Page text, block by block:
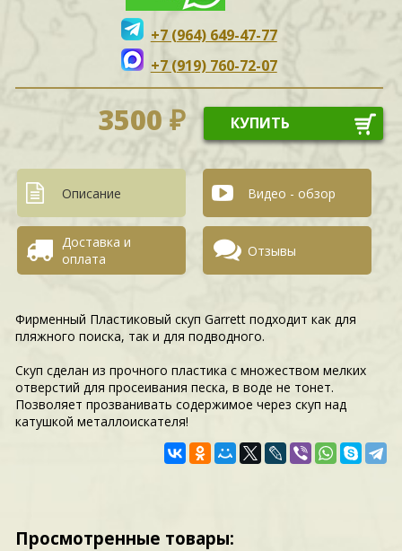
+7 (964) 649-47-77
+7 (919) 760-72-07
3500 ₽ КУПИТЬ
Описание Видео - обзор
Доставка и
оплата
Отзывы
Фирменный Пластиковый cкуп Garrett подходит как для
пляжного поиска, так и для подводного.
Скуп сделан из прочного пластика с множеством мелких
отверстий для просеивания песка, в воде не тонет.
Позволяет прозванивать содержимое через скуп над
катушкой металлоискателя!
Просмотренные товары: